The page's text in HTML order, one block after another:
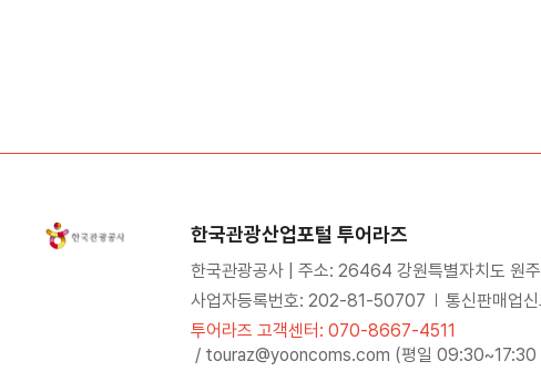
한국관광산업포털 투어라즈
한국관광공사 | 주소: 26464 강원특별자치도 원
사업자등록번호: 202-81-50707
통신판매업
투어라즈 고객센터: 070-8667-4511
/ touraz@yooncoms.com (평일 09:30~17:30